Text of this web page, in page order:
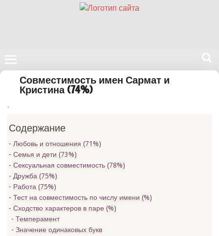
Поиск
сайте
Совместимость имен Сармат и
Кристина (74%)
.
Содержание
Любовь и отношения (71%)
Семья и дети (73%)
Сексуальная совместимость (78%)
Дружба (75%)
Работа (75%)
Тест на совместимость по числу имени (%)
Сходство характеров в паре (%)
Темперамент
Значение одинаковых букв